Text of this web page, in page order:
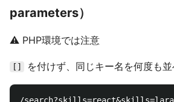
parameters）
⚠️ PHP環境では注意
[] を付けず、同じキー名を何度も並